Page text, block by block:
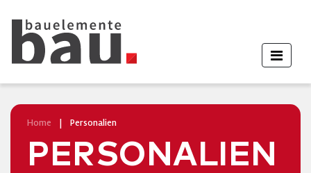
Home Personalien
PERSONALIEN